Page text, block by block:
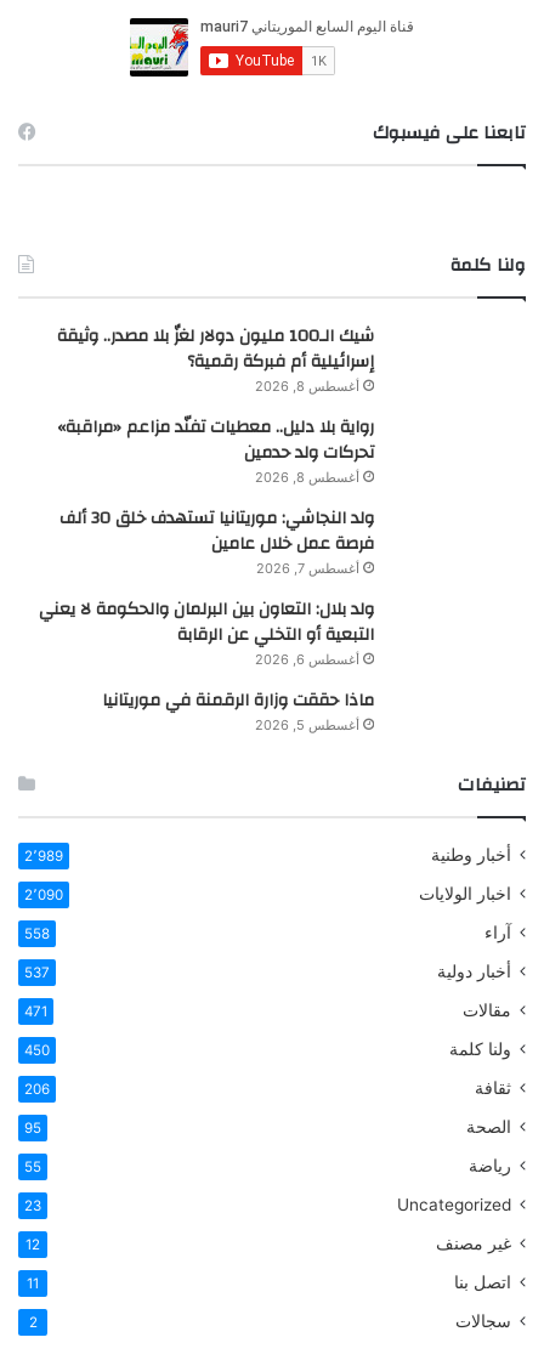
ن
:
تابعنا على فيسبوك
ولنا كلمة
شيك الـ100 مليون دولار لغزٌ بلا مصدر.. وثيقة
إسرائيلية أم فبركة رقمية؟
أغسطس 8, 2026
رواية بلا دليل.. معطيات تفنّد مزاعم «مراقبة»
تحركات ولد حدمين
أغسطس 8, 2026
ولد النجاشي: موريتانيا تستهدف خلق 30 ألف
فرصة عمل خلال عامين
أغسطس 7, 2026
ولد بلال: التعاون بين البرلمان والحكومة لا يعني
التبعية أو التخلي عن الرقابة
أغسطس 6, 2026
ماذا حققت وزارة الرقمنة في موريتانيا
أغسطس 5, 2026
تصنيفات
أخبار وطنية 2٬989
اخبار الولايات 2٬090
آراء 558
أخبار دولية 537
مقالات 471
ولنا كلمة 450
ثقافة 206
الصحة 95
رياضة 55
Uncategorized
23
غير مصنف 12
اتصل بنا 11
سجالات 2